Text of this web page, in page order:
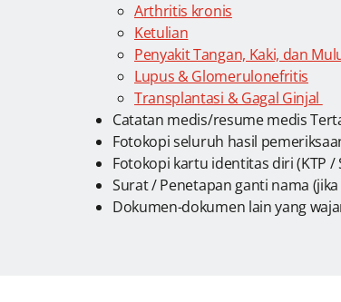
Arthritis kronis
Ketulian
Penyakit Tangan, Kaki, dan
Lupus & Glomerulonefritis
Transplantasi & Gagal Ginjal
Catatan medis/resume medis
Fotokopi seluruh hasil
Fotokopi kartu identitas diri (KTP
Surat / Penetapan ganti nama (jika
Dokumen-dokumen lain yang